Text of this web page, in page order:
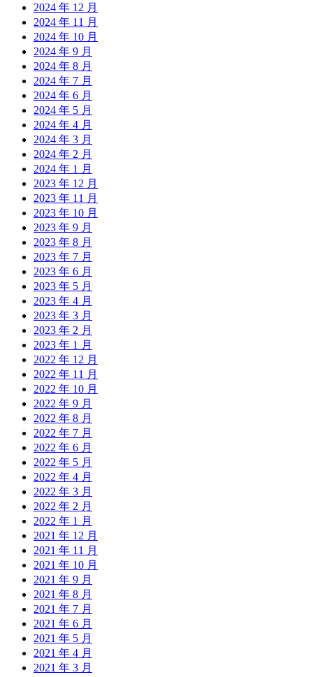
2024 年 12 月
2024 年 11 月
2024 年 10 月
2024 年 9 月
2024 年 8 月
2024 年 7 月
2024 年 6 月
2024 年 5 月
2024 年 4 月
2024 年 3 月
2024 年 2 月
2024 年 1 月
2023 年 12 月
2023 年 11 月
2023 年 10 月
2023 年 9 月
2023 年 8 月
2023 年 7 月
2023 年 6 月
2023 年 5 月
2023 年 4 月
2023 年 3 月
2023 年 2 月
2023 年 1 月
2022 年 12 月
2022 年 11 月
2022 年 10 月
2022 年 9 月
2022 年 8 月
2022 年 7 月
2022 年 6 月
2022 年 5 月
2022 年 4 月
2022 年 3 月
2022 年 2 月
2022 年 1 月
2021 年 12 月
2021 年 11 月
2021 年 10 月
2021 年 9 月
2021 年 8 月
2021 年 7 月
2021 年 6 月
2021 年 5 月
2021 年 4 月
2021 年 3 月